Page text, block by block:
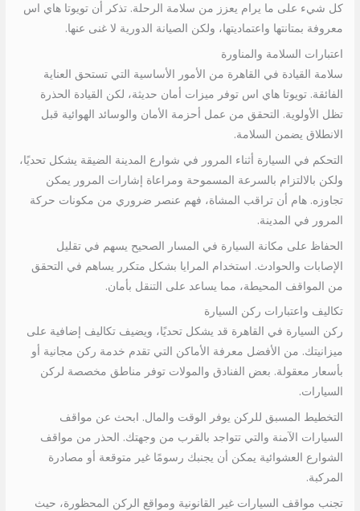
كل شيء على ما يرام يعزز من سلامة الرحلة. تذكر أن تويوتا هاي اس
معروفة بمتانتها واعتماديتها، ولكن الصيانة الدورية لا غنى عنها.
اعتبارات السلامة والمناورة
سلامة القيادة في القاهرة من الأمور الأساسية التي تستحق العناية
الفائقة. تويوتا هاي اس توفر ميزات أمان حديثة، لكن القيادة الحذرة
تظل الأولوية. التحقق من عمل أحزمة الأمان والوسائد الهوائية قبل
الانطلاق يضمن السلامة.
التحكم في السيارة أثناء المرور في شوارع المدينة الضيقة يشكل تحديًا،
ولكن بالالتزام بالسرعة المسموحة ومراعاة إشارات المرور يمكن
تجاوزه. هام أن تراقب المشاة، فهم عنصر ضروري من مكونات حركة
المرور في المدينة.
الحفاظ على مكانة السيارة في المسار الصحيح يسهم في تقليل
الإصابات والحوادث. استخدام المرايا بشكل متكرر يساهم في التحقق
من المواقف المحيطة، مما يساعد على التنقل بأمان.
تكاليف واعتبارات ركن السيارة
ركن السيارة في القاهرة قد يشكل تحديًا، ويضيف تكاليف إضافية على
ميزانيتك. من الأفضل معرفة الأماكن التي تقدم خدمة ركن مجانية أو
بأسعار معقولة. بعض الفنادق والمولات توفر مناطق مخصصة لركن
السيارات.
التخطيط المسبق للركن يوفر الوقت والمال. ابحث عن مواقف
السيارات الآمنة والتي تتواجد بالقرب من وجهتك. الحذر من مواقف
الشوارع العشوائية يمكن أن يجنبك رسومًا غير متوقعة أو مصادرة
المركبة.
تجنب مواقف السيارات غير القانونية ومواقع الركن المحظورة، حيث